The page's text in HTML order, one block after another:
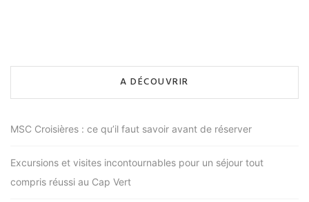
A DÉCOUVRIR
MSC Croisières : ce qu’il faut savoir avant de réserver
Excursions et visites incontournables pour un séjour tout
compris réussi au Cap Vert